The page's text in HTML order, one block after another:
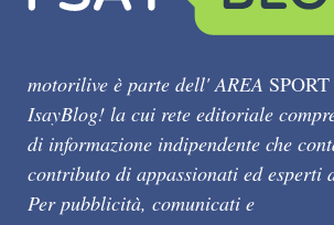
motorilive è parte dell' AREA SPORT
IsayBlog! la cui rete editoriale
di informazione indipendente che
contributo di appassionati ed esperti
Per pubblicità, comunicati e